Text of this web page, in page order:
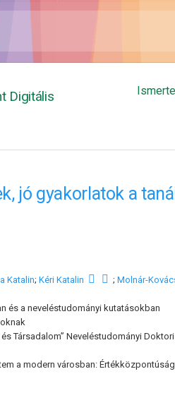
Digitális
jó gyakorlatok a
Katalin; Kéri Katalin ; Molnár-
és a neveléstudományi kutatásokban
Társadalom” Neveléstudományi
a modern városban: